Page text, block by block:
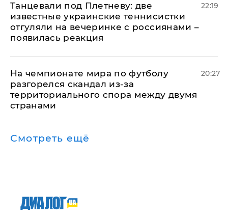
Танцевали под Плетневу: две
известные украинские теннисистки
отгуляли на вечеринке с россиянами –
появилась реакция
22:19
На чемпионате мира по футболу
разгорелся скандал из-за
территориального спора между двумя
странами
20:27
Смотреть ещё